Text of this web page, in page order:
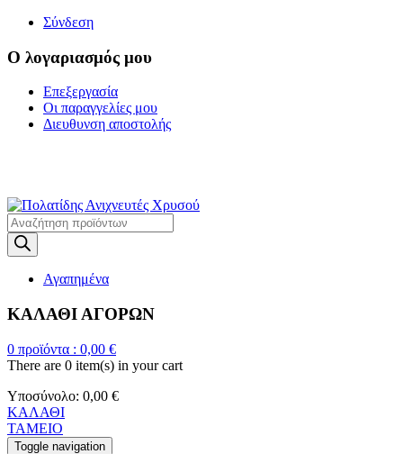
Σύνδεση
Ο λογαριασμός μου
Επεξεργασία
Οι παραγγελίες μου
Διευθυνση αποστολής
Products
search
Αγαπημένα
ΚΑΛΑΘΙ ΑΓΟΡΩΝ
0 προϊόντα : 0,00 €
There are 0 item(s) in your cart
Υποσύνολο: 0,00 €
ΚΑΛΑΘΙ
ΤΑΜΕΙΟ
Toggle navigation